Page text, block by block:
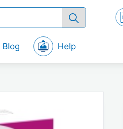
Blog Help